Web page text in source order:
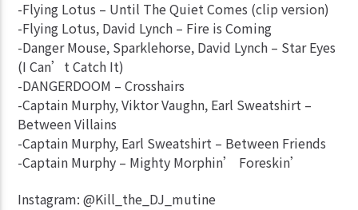
-Flying Lotus – Until The Quiet Comes (clip version)
-Flying Lotus, David Lynch – Fire is Coming
-Danger Mouse, Sparklehorse, David Lynch – Star Eyes
(I Can’t Catch It)
-DANGERDOOM – Crosshairs
-Captain Murphy, Viktor Vaughn, Earl Sweatshirt –
Between Villains
-Captain Murphy, Earl Sweatshirt – Between Friends
-Captain Murphy – Mighty Morphin’ Foreskin’
Instagram: @Kill_the_DJ_mutine